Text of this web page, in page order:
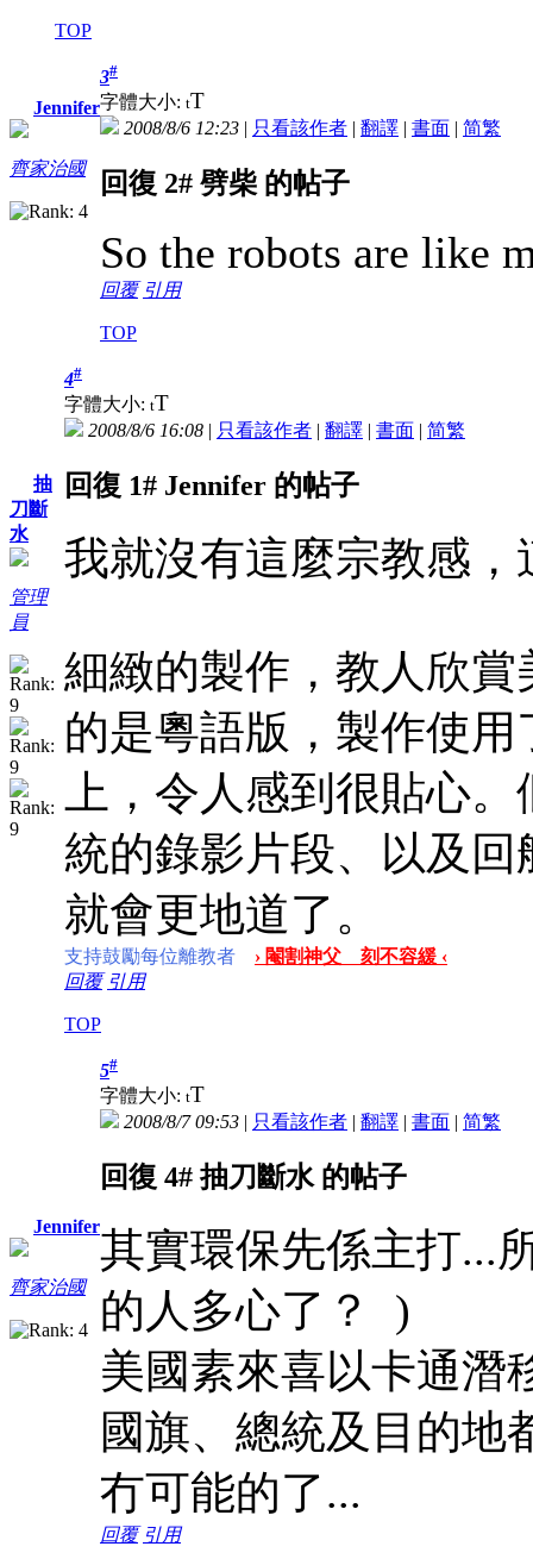
TOP
Jennifer
齊家治國
3#
字體大小: tT
2008/8/6 12:23 | 只看該作者 | 翻譯 | 書面 | 简繁
回復 2# 劈柴 的帖子
So the robots are like
回覆 引用
TOP
抽
刀斷
水
管理
員
4#
字體大小: tT
2008/8/6 16:08 | 只看該作者 | 翻譯 | 書面 | 简繁
回復 1# Jennifer 的帖子
我就沒有這麼宗教感
細緻的製作，教人欣
的是粵語版，製作使
上，令人感到很貼心
統的錄影片段、以及
就會更地道了。
支持鼓勵每位離教者
› 閹割神父 刻不容緩 ‹
回覆 引用
TOP
Jennifer
齊家治國
5#
字體大小: tT
2008/8/7 09:53 | 只看該作者 | 翻譯 | 書面 | 简繁
回復 4# 抽刀斷水 的帖子
其實環保先係主打...
的人多心了？
)
美國素來喜以卡通潛
國旗、總統及目的地
冇可能的了...
回覆 引用